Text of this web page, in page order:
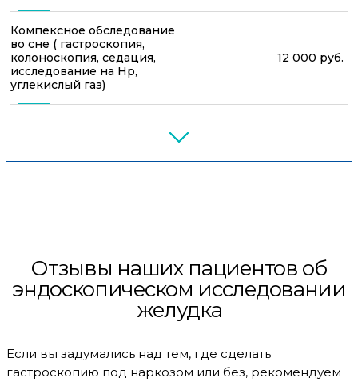
Компексное обследование
во сне ( гастроскопия,
колоноскопия, седация,
исследование на Нр,
углекислый газ)
12 000 руб.
Отзывы наших пациентов об
эндоскопическом исследовании
желудка
Если вы задумались над тем, где сделать
гастроскопию под наркозом или без, рекомендуем